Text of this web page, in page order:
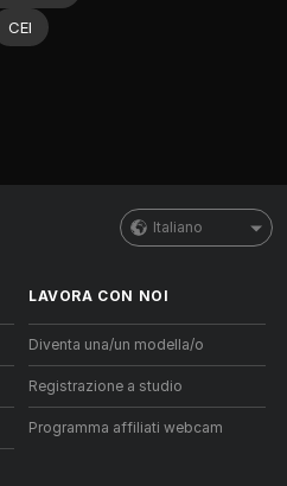
CEI
Italiano
LAVORA CON NOI
Diventa una/un modella/o
Registrazione a studio
Programma affiliati webcam